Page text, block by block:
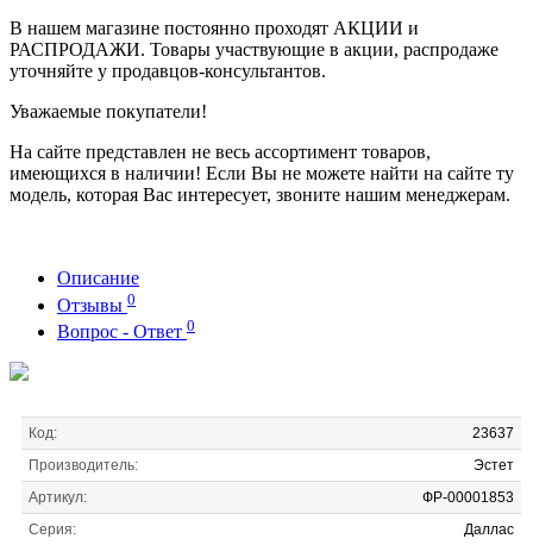
В нашем магазине постоянно проходят АКЦИИ и
РАСПРОДАЖИ. Товары участвующие в акции, распродаже
уточняйте у продавцов-консультантов.
Уважаемые покупатели!
На сайте представлен не весь ассортимент товаров,
имеющихся в наличии! Если Вы не можете найти на сайте ту
модель, которая Вас интересует, звоните нашим менеджерам.
Описание
Отзывы 0
Вопрос - Ответ 0
Код:
23637
Производитель:
Эстет
Артикул:
ФР-00001853
Серия:
Даллас